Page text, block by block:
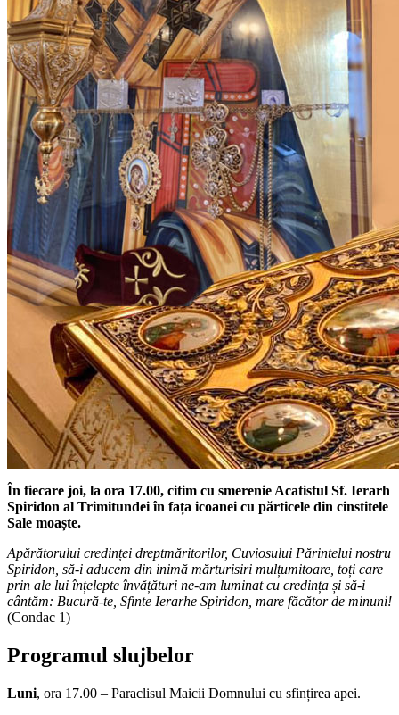
În fiecare joi, la ora 17.00, citim cu smerenie Acatistul Sf. Ierarh
Spiridon al Trimitundei în fața icoanei cu părticele din cinstitele
Sale moaște.
Apărătorului credinței dreptmăritorilor, Cuviosului Părintelui nostru
Spiridon, să-i aducem din inimă mărturisiri mulțumitoare, toți care
prin ale lui înțelepte învățături ne-am luminat cu credința și să-i
cântăm: Bucură-te, Sfinte Ierarhe Spiridon, mare făcător de minuni!
(Condac 1)
Programul slujbelor
Luni, ora 17.00 – Paraclisul Maicii Domnului cu sfințirea apei.